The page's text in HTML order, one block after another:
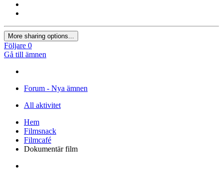
More sharing options...
Följare 0
Gå till ämnen
Forum - Nya ämnen
All aktivitet
Hem
Filmsnack
Filmcafé
Dokumentär film